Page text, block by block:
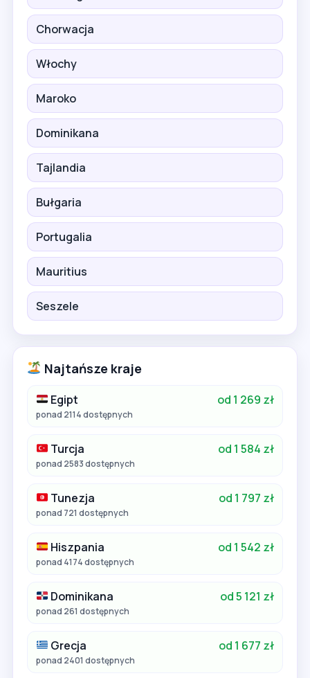
Chorwacja
Włochy
Maroko
Dominikana
Tajlandia
Bułgaria
Portugalia
Mauritius
Seszele
Najtańsze kraje
Egipt od 1 269 zł
ponad 2114 dostępnych
Turcja od 1 584 zł
ponad 2583 dostępnych
Tunezja od 1 797 zł
ponad 721 dostępnych
Hiszpania od 1 542 zł
ponad 4174 dostępnych
Dominikana od 5 121 zł
ponad 261 dostępnych
Grecja od 1 677 zł
ponad 2401 dostępnych